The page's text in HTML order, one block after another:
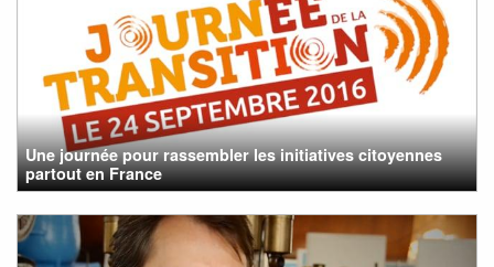
Une journée pour rassembler les initiatives citoyennes
partout en France